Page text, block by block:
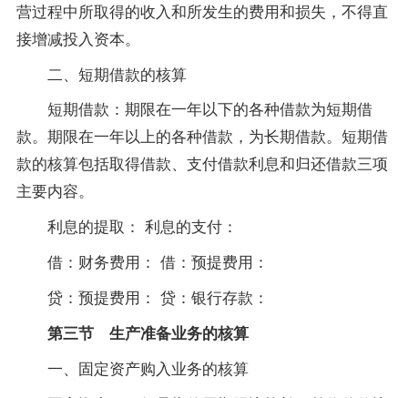
营过程中所取得的收入和所发生的费用和损失，不得直
接增减投入资本。
二、短期借款的核算
短期借款：期限在一年以下的各种借款为短期借
款。期限在一年以上的各种借款，为长期借款。短期借
款的核算包括取得借款、支付借款利息和归还借款三项
主要内容。
利息的提取： 利息的支付：
借：财务费用： 借：预提费用：
贷：预提费用： 贷：银行存款：
第三节 生产准备业务的核算
一、固定资产购入业务的核算